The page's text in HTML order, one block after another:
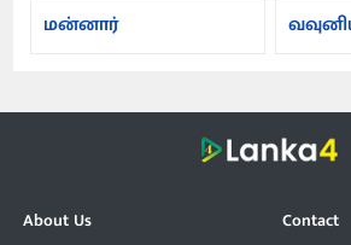
மன்னார்
About Us Contact